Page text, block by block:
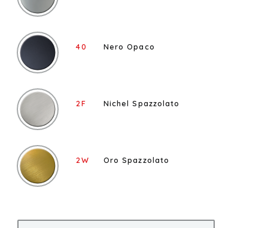
40 Nero Opaco
2F Nichel Spazzolato
2W Oro Spazzolato